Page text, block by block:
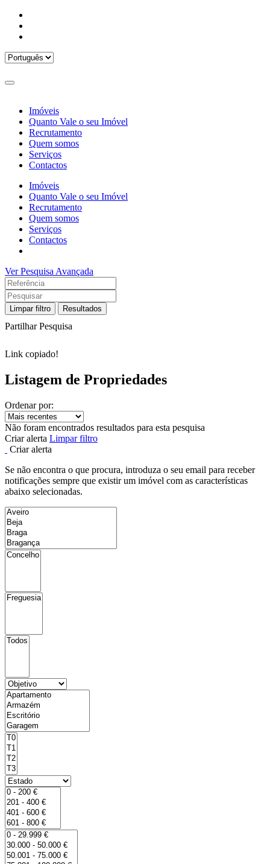
Imóveis
Quanto Vale o seu Imóvel
Recrutamento
Quem somos
Serviços
Contactos
Imóveis
Quanto Vale o seu Imóvel
Recrutamento
Quem somos
Serviços
Contactos
Ver Pesquisa Avançada
Limpar filtro Resultados
Partilhar Pesquisa
Link copiado!
Listagem de Propriedades
Ordenar por:
Não foram encontrados resultados para esta pesquisa
Criar alerta Limpar filtro
Criar alerta
Se não encontra o que procura, introduza o seu email para receber
notificações sempre que existir um imóvel com as características
abaixo selecionadas.